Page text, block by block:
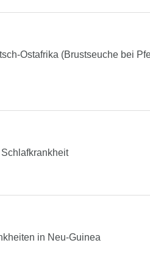
Ostafrika (Brustseuche bei
in Neu-Guinea